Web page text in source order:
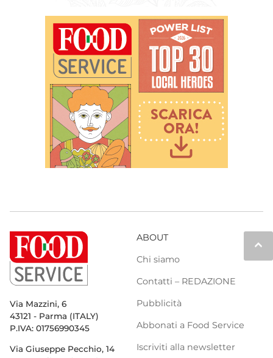
keyboard_arrow_up
Via Mazzini, 6
43121 - Parma (ITALY)
P.IVA: 01756990345
Via Giuseppe Pecchio, 14
ABOUT
Chi siamo
Contatti – REDAZIONE
Pubblicità
Abbonati a Food Service
Iscriviti alla newsletter